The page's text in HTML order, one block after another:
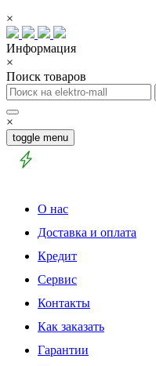
×
Информация
×
Поиск товаров
×
toggle menu
О нас
Доставка и оплата
Кредит
Сервис
Контакты
Как заказать
Гарантии